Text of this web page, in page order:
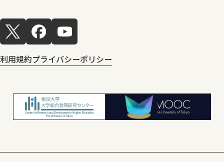
利用規約プライバシーポリシー